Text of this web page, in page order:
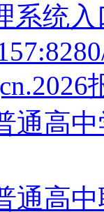
系统入
通高
通高